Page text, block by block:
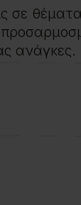
σε
ανάγκες.